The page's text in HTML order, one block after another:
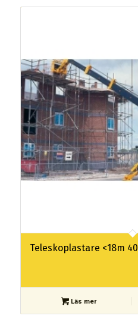
Teleskoplastare <18m
Läs mer